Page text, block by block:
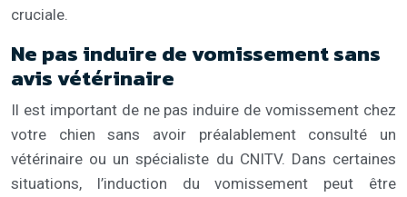
cruciale.
Ne pas induire de vomissement sans
avis vétérinaire
Il est important de ne pas induire de vomissement chez
votre chien sans avoir préalablement consulté un
vétérinaire ou un spécialiste du CNITV. Dans certaines
situations, l’induction du vomissement peut être